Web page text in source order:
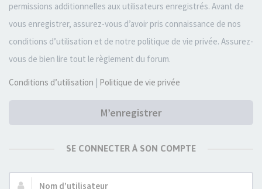
permissions additionnelles aux utilisateurs enregistrés. Avant de
vous enregistrer, assurez-vous d’avoir pris connaissance de nos
conditions d’utilisation et de notre politique de vie privée. Assurez-
vous de bien lire tout le règlement du forum.
Conditions d’utilisation | Politique de vie privée
M’enregistrer
SE CONNECTER À SON COMPTE
Nom